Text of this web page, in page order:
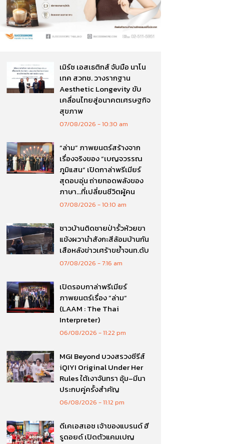
เมิร์ซ เอสเธติกส์ จับมือ นาโน
เทค สวทช. วางรากฐาน
Aesthetic Longevity ขับ
เคลื่อนไทยสู่อนาคตเศรษฐกิจ
สุขภาพ
07/08/2026 10:30 am
“ล่าม” ภาพยนตร์สร้างจาก
เรื่องจริงของ “เบญจวรรณ
ภูมิแสน” เปิดกาล่าพรีเมียร์
สุดอบอุ่น ถ่ายทอดพลังของ
ภาษา…ที่เปลี่ยนชีวิตผู้คน
07/08/2026 10:10 am
ชาวบ้านติดชายป่ารั้วห้วยขา
แข้งผวานำสังกะสีล้อมบ้านกัน
เสือหลังข่าวเศร้าขย้ำจนท.ดับ
07/08/2026 7:16 am
เปิดรอบกาล่าพรีเมียร์
ภาพยนตร์เรื่อง ”ล่าม“
(LAAM : The Thai
Interpreter)
06/08/2026 11:22 pm
MGI Beyond บวงสรวงซีรีส์
iQIYI Original Under Her
Rules ใต้เงาจันทรา อุ้ม–มีนา
ประกบคู่ครั้งสำคัญ
06/08/2026 11:12 pm
ดีเคเอสเอช เจ้าของแบรนด์ ฮี
รูดอยด์ เปิดตัวแคมเปญ